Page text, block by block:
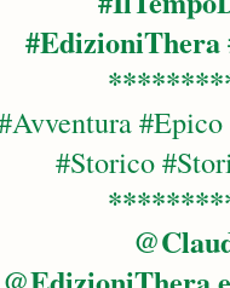
#EdizioniThera
#Storico
@